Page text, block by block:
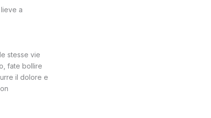
a
stesse vie
fate bollire
il dolore e